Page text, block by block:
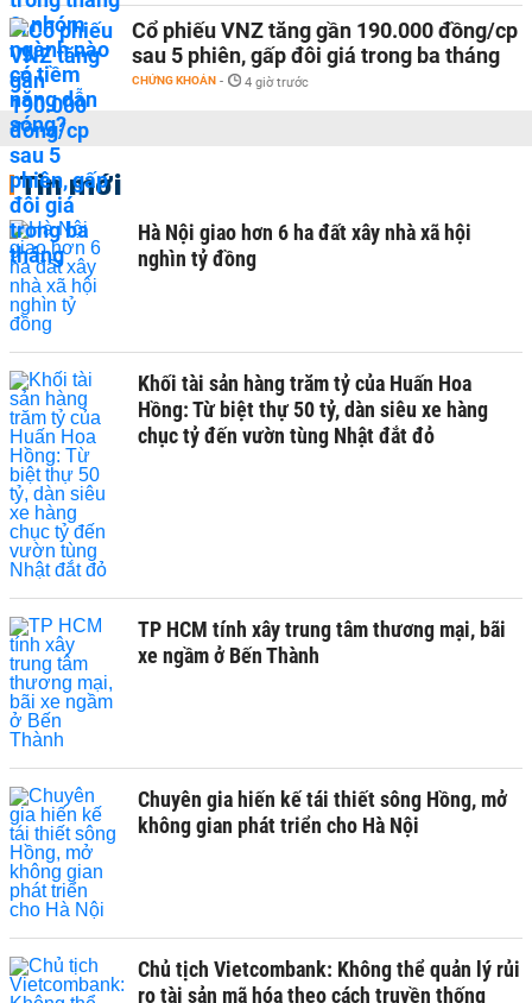
Cổ phiếu VNZ tăng gần 190.000 đồng/cp
sau 5 phiên, gấp đôi giá trong ba tháng
CHỨNG KHOÁN - 4 giờ trước
Tin mới
Hà Nội giao hơn 6 ha đất xây nhà xã hội
nghìn tỷ đồng
Khối tài sản hàng trăm tỷ của Huấn Hoa
Hồng: Từ biệt thự 50 tỷ, dàn siêu xe hàng
chục tỷ đến vườn tùng Nhật đắt đỏ
TP HCM tính xây trung tâm thương mại, bãi
xe ngầm ở Bến Thành
Chuyên gia hiến kế tái thiết sông Hồng, mở
không gian phát triển cho Hà Nội
Chủ tịch Vietcombank: Không thể quản lý rủi
ro tài sản mã hóa theo cách truyền thống